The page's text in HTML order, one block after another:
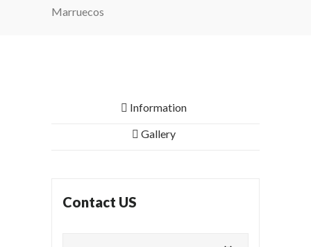
Marruecos
Information
Gallery
Contact US